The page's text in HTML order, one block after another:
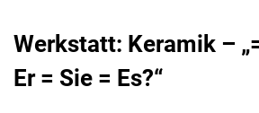
Werkstatt: Keramik –
Er = Sie = Es?“